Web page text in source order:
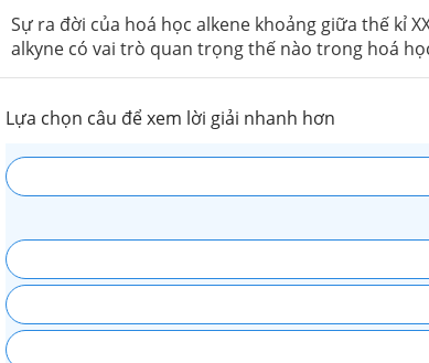
Sự ra đời của hoá học alkene khoảng giữa thế kỉ
alkyne có vai trò quan trọng thế nào trong hoá
Lựa chọn câu để xem lời giải nhanh hơn